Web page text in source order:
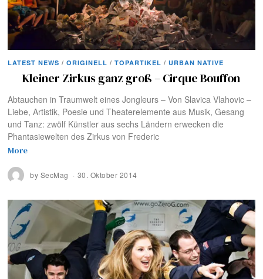
LATEST NEWS / ORIGINELL / TOPARTIKEL / URBAN NATIVE
Kleiner Zirkus ganz groß – Cirque Bouffon
Abtauchen in Traumwelt eines Jongleurs – Von Slavica Vlahovic –
Liebe, Artistik, Poesie und Theaterelemente aus Musik, Gesang
und Tanz: zwölf Künstler aus sechs Ländern erwecken die
Phantasiewelten des Zirkus von Frederic
More
by SecMag 30. Oktober 2014